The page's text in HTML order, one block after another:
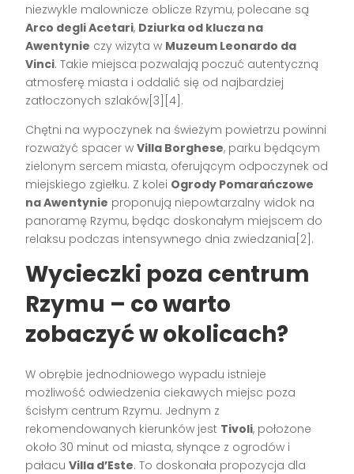
niezwykle malownicze oblicze Rzymu, polecane są
Arco degli Acetari, Dziurka od klucza na
Awentynie czy wizyta w Muzeum Leonardo da
Vinci. Takie miejsca pozwalają poczuć autentyczną
atmosferę miasta i oddalić się od najbardziej
zatłoczonych szlaków[3][4].
Chętni na wypoczynek na świeżym powietrzu powinni
rozważyć spacer wVilla Borghese, parku będącym
zielonym sercem miasta, oferującym odpoczynek od
miejskiego zgiełku. Z kolei Ogrody Pomarańczowe
na Awentynie proponują niepowtarzalny widok na
panoramę Rzymu, będąc doskonałym miejscem do
relaksu podczas intensywnego dnia zwiedzania[2].
Wycieczki poza centrum
Rzymu – co warto
zobaczyć w okolicach?
W obrębie jednodniowego wypadu istnieje
możliwość odwiedzenia ciekawych miejsc poza
ścisłym centrum Rzymu. Jednym z
rekomendowanych kierunków jest Tivoli, położone
około 30 minut od miasta, słynące z ogrodów i
pałacuVilla d’Este. To doskonała propozycja dla